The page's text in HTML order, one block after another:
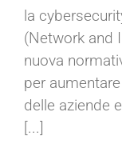
la
(Network and
nuova
per
delle aziende
[...]